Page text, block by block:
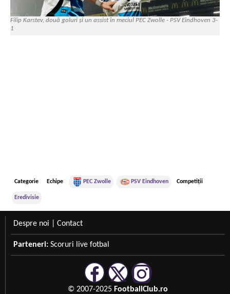
Filip Karstev, două goluri și un assist în meciul PEC Zwolle - PSV Eindhoven 3-
1
Categorie Echipe PEC Zwolle PSV Eindhoven Competiții
Eredivisie
Despre noi Contact
Parteneri: Scoruri live fotbal
© 2007-2025 FootballClub.ro